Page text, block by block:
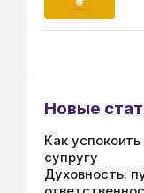
Новые
Как
супругу
Духовность: